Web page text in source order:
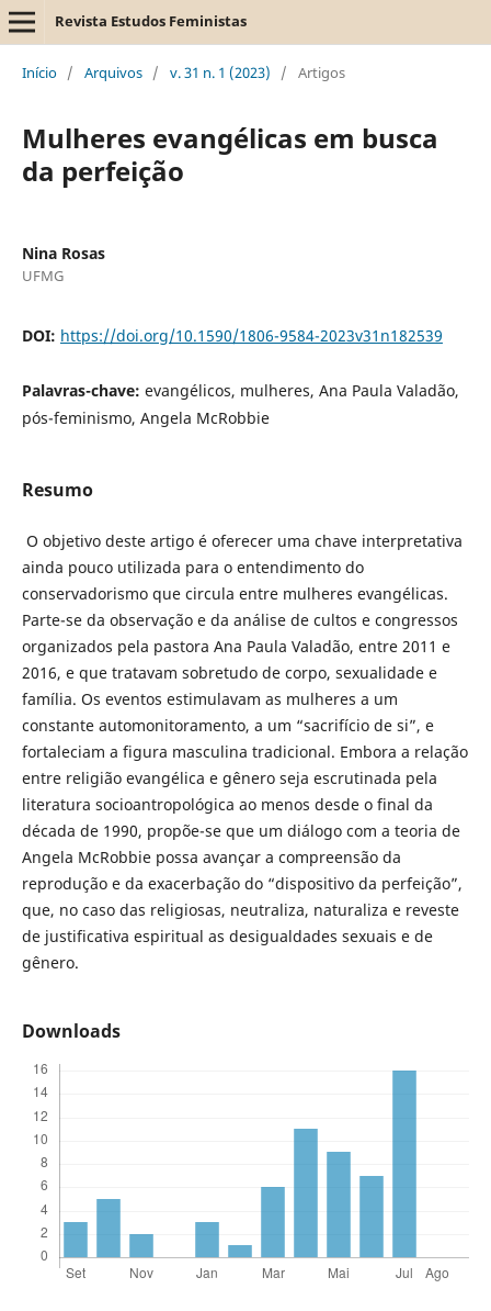
Revista Estudos Feministas
Início / Arquivos / v. 31 n. 1 (2023) / Artigos
Mulheres evangélicas em busca
da perfeição
Nina Rosas
UFMG
DOI: https://doi.org/10.1590/1806-9584-2023v31n182539
Palavras-chave: evangélicos, mulheres, Ana Paula Valadão,
pós-feminismo, Angela McRobbie
Resumo
O objetivo deste artigo é oferecer uma chave interpretativa
ainda pouco utilizada para o entendimento do
conservadorismo que circula entre mulheres evangélicas.
Parte-se da observação e da análise de cultos e congressos
organizados pela pastora Ana Paula Valadão, entre 2011 e
2016, e que tratavam sobretudo de corpo, sexualidade e
família. Os eventos estimulavam as mulheres a um
constante automonitoramento, a um “sacrifício de si”, e
fortaleciam a figura masculina tradicional. Embora a relação
entre religião evangélica e gênero seja escrutinada pela
literatura socioantropológica ao menos desde o final da
década de 1990, propõe-se que um diálogo com a teoria de
Angela McRobbie possa avançar a compreensão da
reprodução e da exacerbação do “dispositivo da perfeição”,
que, no caso das religiosas, neutraliza, naturaliza e reveste
de justificativa espiritual as desigualdades sexuais e de
gênero.
Downloads